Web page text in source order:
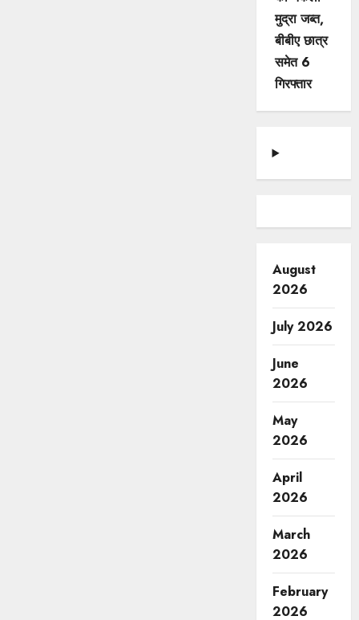
मुद्रा जब्त,
बीबीए छात्र
समेत 6
गिरफ्तार
August
2026
July 2026
June
2026
May
2026
April
2026
March
2026
February
2026